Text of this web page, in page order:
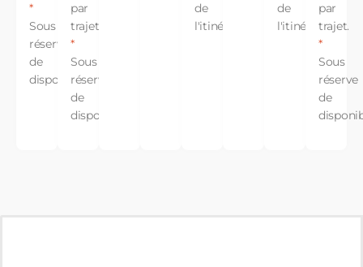
*
Sous
réserve
de
disponibilité.
par
trajet.
*
Sous
réserve
de
disponibilité.
de
l'itinéraire.
de
l'itinéraire.
par
trajet.
*
Sous
réserve
de